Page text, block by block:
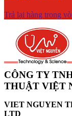
Trả lại hàng trong
CÔNG TY
THUẬT VIỆT
VIET NGUYEN
LTD